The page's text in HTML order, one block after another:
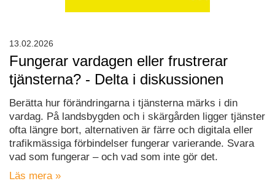
Fungerar vardagen eller frustrerar
tjänsterna? - Delta i diskussionen
Berätta hur förändringarna i tjänsterna märks i din
vardag. På landsbygden och i skärgården ligger tjänster
ofta längre bort, alternativen är färre och digitala eller
trafikmässiga förbindelser fungerar varierande. Svara
vad som fungerar – och vad som inte gör det.
Läs mera »
13.02.2026